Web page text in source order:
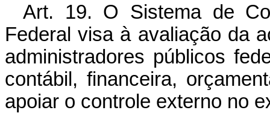
Art. 19. O Sistema de
Federal visa à avaliação da
administradores públicos
contábil, financeira,
apoiar o controle externo no